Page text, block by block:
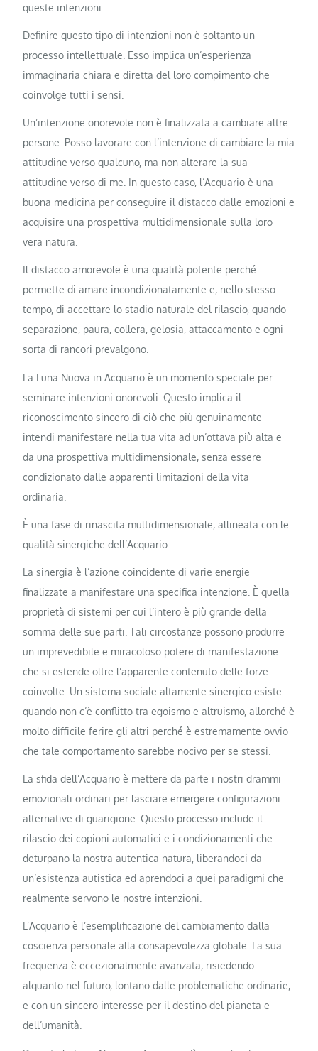
queste intenzioni.
Definire questo tipo di intenzioni non è soltanto un
processo intellettuale. Esso implica un’esperienza
immaginaria chiara e diretta del loro compimento che
coinvolge tutti i sensi.
Un’intenzione onorevole non è finalizzata a cambiare altre
persone. Posso lavorare con l’intenzione di cambiare la mia
attitudine verso qualcuno, ma non alterare la sua
attitudine verso di me. In questo caso, l’Acquario è una
buona medicina per conseguire il distacco dalle emozioni e
acquisire una prospettiva multidimensionale sulla loro
vera natura.
Il distacco amorevole è una qualità potente perché
permette di amare incondizionatamente e, nello stesso
tempo, di accettare lo stadio naturale del rilascio, quando
separazione, paura, collera, gelosia, attaccamento e ogni
sorta di rancori prevalgono.
La Luna Nuova in Acquario è un momento speciale per
seminare intenzioni onorevoli. Questo implica il
riconoscimento sincero di ciò che più genuinamente
intendi manifestare nella tua vita ad un’ottava più alta e
da una prospettiva multidimensionale, senza essere
condizionato dalle apparenti limitazioni della vita
ordinaria.
È una fase di rinascita multidimensionale, allineata con le
qualità sinergiche dell’Acquario.
La sinergia è l’azione coincidente di varie energie
finalizzate a manifestare una specifica intenzione. È quella
proprietà di sistemi per cui l’intero è più grande della
somma delle sue parti. Tali circostanze possono produrre
un imprevedibile e miracoloso potere di manifestazione
che si estende oltre l’apparente contenuto delle forze
coinvolte. Un sistema sociale altamente sinergico esiste
quando non c’è conflitto tra egoismo e altruismo, allorché è
molto difficile ferire gli altri perché è estremamente ovvio
che tale comportamento sarebbe nocivo per se stessi.
La sfida dell’Acquario è mettere da parte i nostri drammi
emozionali ordinari per lasciare emergere configurazioni
alternative di guarigione. Questo processo include il
rilascio dei copioni automatici e i condizionamenti che
deturpano la nostra autentica natura, liberandoci da
un’esistenza autistica ed aprendoci a quei paradigmi che
realmente servono le nostre intenzioni.
L’Acquario è l’esemplificazione del cambiamento dalla
coscienza personale alla consapevolezza globale. La sua
frequenza è eccezionalmente avanzata, risiedendo
alquanto nel futuro, lontano dalle problematiche ordinarie,
e con un sincero interesse per il destino del pianeta e
dell’umanità.